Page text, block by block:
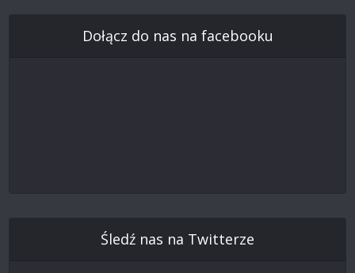
Dołącz do nas na facebooku
Śledź nas na Twitterze